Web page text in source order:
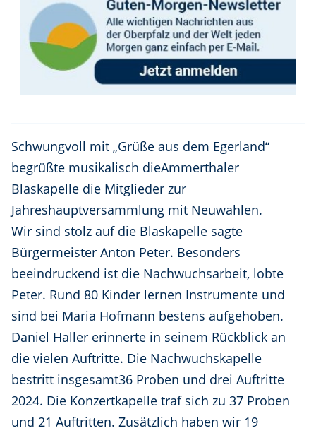
Schwungvoll mit „Grüße aus dem Egerland“
begrüßte musikalisch dieAmmerthaler
Blaskapelle die Mitglieder zur
Jahreshauptversammlung mit Neuwahlen.
Wir sind stolz auf die Blaskapelle sagte
Bürgermeister Anton Peter. Besonders
beeindruckend ist die Nachwuchsarbeit, lobte
Peter. Rund 80 Kinder lernen Instrumente und
sind bei Maria Hofmann bestens aufgehoben.
Daniel Haller erinnerte in seinem Rückblick an
die vielen Auftritte. Die Nachwuchskapelle
bestritt insgesamt36 Proben und drei Auftritte
2024. Die Konzertkapelle traf sich zu 37 Proben
und 21 Auftritten. Zusätzlich haben wir 19